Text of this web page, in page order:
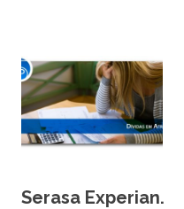
Serasa Experian.